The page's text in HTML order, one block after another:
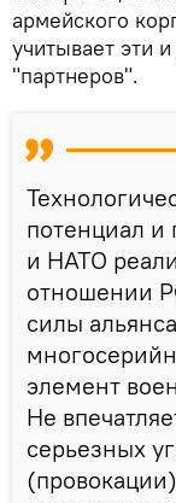
армейского
учитывает эти
"партнеров".
потенциал
и НАТО
отношении
силы
элемент
Не
серьезных